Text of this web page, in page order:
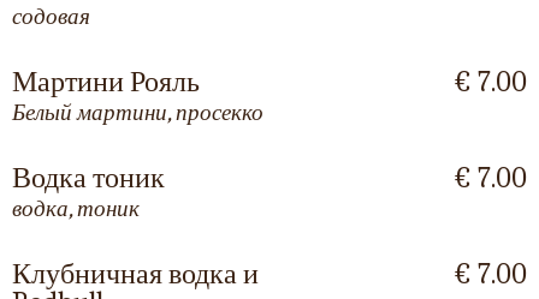
содовая
Мартини Рояль
Белый мартини, просекко
€ 7.00
Водка тоник
водка, тоник
€ 7.00
Клубничная водка и
€ 7.00